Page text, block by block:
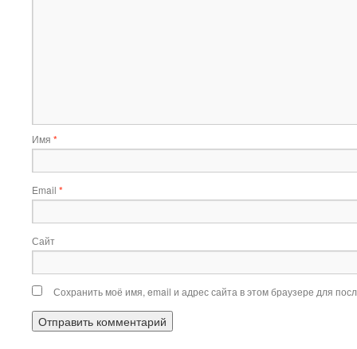
Имя *
Email *
Сайт
Сохранить моё имя, email и адрес сайта в этом браузере для